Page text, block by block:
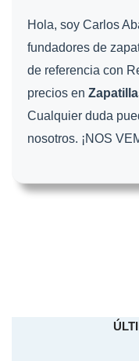
Hola, soy Carlos
fundadores de
de referencia con
precios en
Cualquier duda
nosotros. ¡NOS